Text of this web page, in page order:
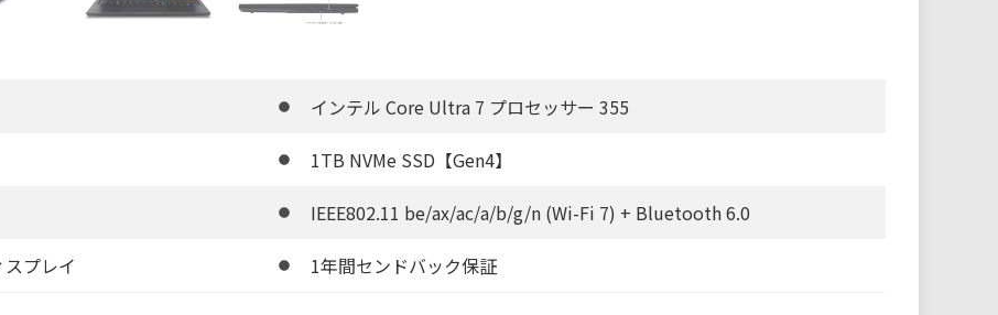
インテル Core Ultra 7 プロセッサー 355
1TB NVMe SSD【Gen4】
IEEE802.11 be/ax/ac/a/b/g/n (Wi-Fi 7) + Bluetooth 6.0
プレイ
1年間センドバック保証